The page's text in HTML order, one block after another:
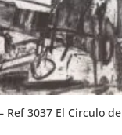
Ref 3037 El Circulo de